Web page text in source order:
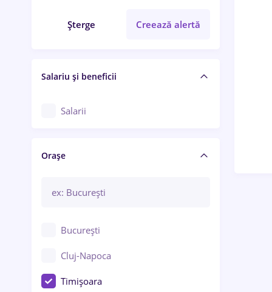
Șterge Creează alertă
Salariu și beneficii
Salarii
Orașe
București
Cluj-Napoca
Timișoara